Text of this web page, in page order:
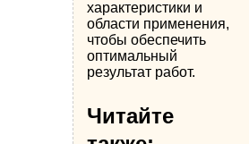
характеристики и
области применения,
чтобы обеспечить
оптимальный
результат работ.
Читайте